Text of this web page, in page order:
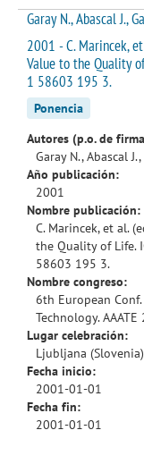
Garay N., Abascal J.,
2001 - C. Marincek,
Value to the Quality
1 58603 195 3.
Ponencia
Autores (p.o. de
Garay N., Abascal
Año publicación:
2001
Nombre publicación:
C. Marincek, et al.
the Quality of Life.
58603 195 3.
Nombre congreso:
6th European
Technology. AAATE
Lugar celebración:
Ljubljana (Slovenia)
Fecha inicio:
2001-01-01
Fecha fin:
2001-01-01